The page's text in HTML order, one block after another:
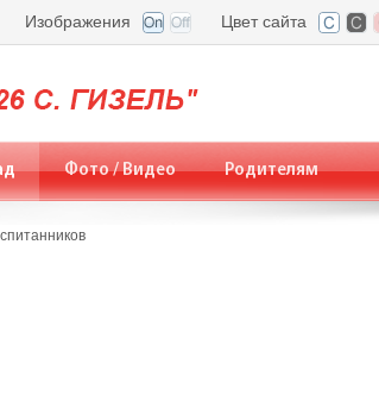
Цвет сайта
Изображения
Фото / Видео Родителям